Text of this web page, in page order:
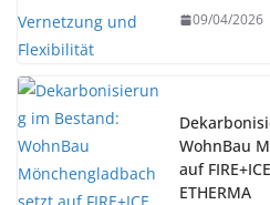
09/04/2026
WohnBau
auf
ETHERMA